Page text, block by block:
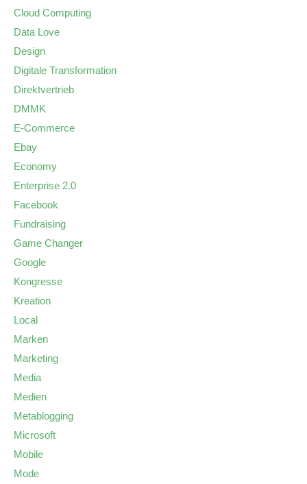
Cloud Computing
Data Love
Design
Digitale Transformation
Direktvertrieb
DMMK
E-Commerce
Ebay
Economy
Enterprise 2.0
Facebook
Fundraising
Game Changer
Google
Kongresse
Kreation
Local
Marken
Marketing
Media
Medien
Metablogging
Microsoft
Mobile
Mode